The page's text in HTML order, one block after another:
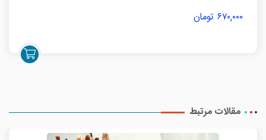
۶۷۰,۰۰۰ تومان
مقالات مرتبط